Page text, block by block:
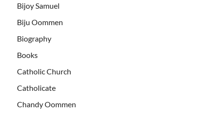
Bijoy Samuel
Biju Oommen
Biography
Books
Catholic Church
Catholicate
Chandy Oommen